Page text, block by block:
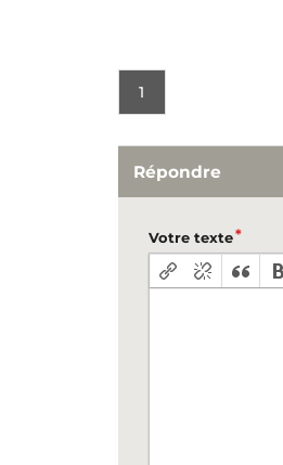
1
Répondre
Votre texte